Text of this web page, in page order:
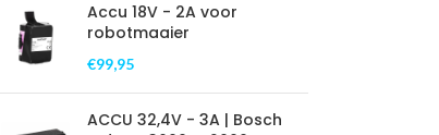
Accu 18V - 2A voor
robotmaaier
€99,95
ACCU 32,4V - 3A | Bosch